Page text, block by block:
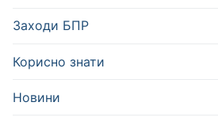
Заходи БПР
Корисно знати
Новини